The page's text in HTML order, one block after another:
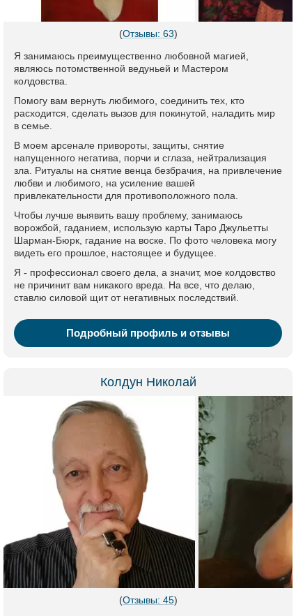
(Отзывы: 63)
Я занимаюсь преимущественно любовной магией,
являюсь потомственной ведуньей и Мастером
колдовства.
Помогу вам вернуть любимого, соединить тех, кто
расходится, сделать вызов для покинутой, наладить мир
в семье.
В моем арсенале привороты, защиты, снятие
напущенного негатива, порчи и сглаза, нейтрализация
зла. Ритуалы на снятие венца безбрачия, на привлечение
любви и любимого, на усиление вашей
привлекательности для противоположного пола.
Чтобы лучше выявить вашу проблему, занимаюсь
ворожбой, гаданием, использую карты Таро Джульетты
Шарман-Бюрк, гадание на воске. По фото человека могу
видеть его прошлое, настоящее и будущее.
Я - профессионал своего дела, а значит, мое колдовство
не причинит вам никакого вреда. На все, что делаю,
ставлю силовой щит от негативных последствий.
Подробный профиль и отзывы
Колдун Николай
(Отзывы: 45)